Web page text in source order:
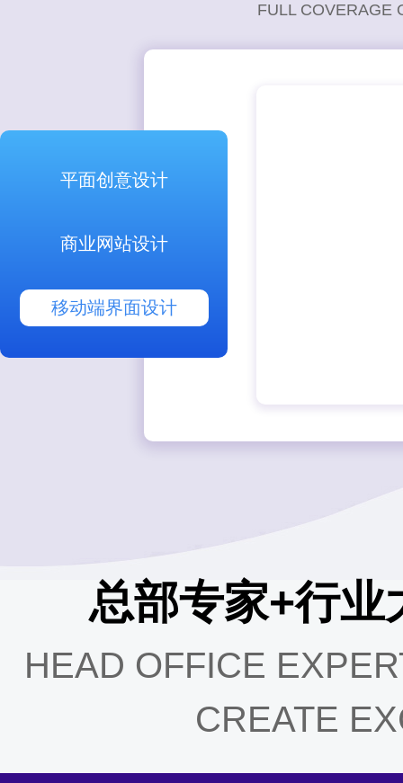
FULL COVERAGE
平面创意设计
商业网站设计
移动端界面设计
总部专家+行业
HEAD OFFICE
CREATE